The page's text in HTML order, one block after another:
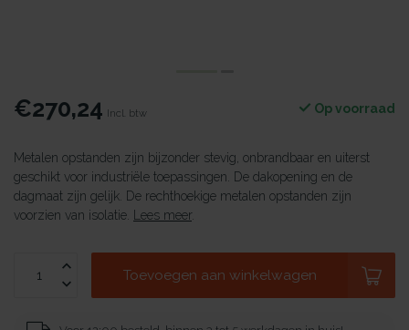
€270,24 Incl. btw Op voorraad
Metalen opstanden zijn bijzonder stevig, onbrandbaar en uiterst
geschikt voor industriële toepassingen. De dakopening en de
dagmaat zijn gelijk. De rechthoekige metalen opstanden zijn
voorzien van isolatie.
Lees meer.
Toevoegen aan winkelwagen